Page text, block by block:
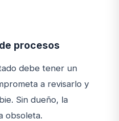
procesos
debe tener un
a revisarlo y
Sin dueño, la
obsoleta.